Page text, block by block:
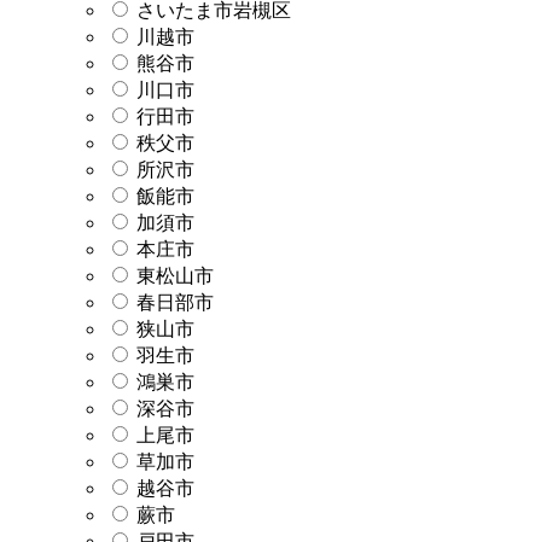
さいたま市岩槻区
川越市
熊谷市
川口市
行田市
秩父市
所沢市
飯能市
加須市
本庄市
東松山市
春日部市
狭山市
羽生市
鴻巣市
深谷市
上尾市
草加市
越谷市
蕨市